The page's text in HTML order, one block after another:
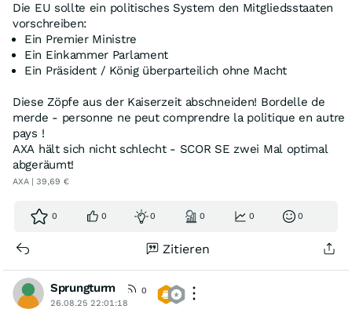
Die EU sollte ein politisches System den Mitgliedsstaaten
vorschreiben:
Ein Premier Ministre
Ein Einkammer Parlament
Ein Präsident / König überparteilich ohne Macht
Diese Zöpfe aus der Kaiserzeit abschneiden! Bordelle de
merde - personne ne peut comprendre la politique en autre
pays !
AXA hält sich nicht schlecht - SCOR SE zwei Mal optimal
abgeräumt!
AXA | 39,69 €
0 0 0 0 0 0
Zitieren
Sprungturm
0
26.08.25 22:01:18